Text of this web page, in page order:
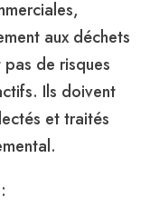
aux déchets
de risques
Ils doivent
et traités